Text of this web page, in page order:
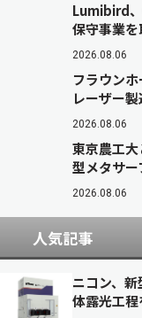
Lumibird
保守事業を
2026.08.06
フラウン
レーザー
2026.08.06
東京農工
型メタサ
2026.08.06
人気記事
ニコン、
体露光工